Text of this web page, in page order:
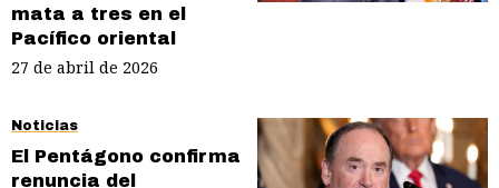
mata a tres en el
Pacífico oriental
27 de abril de 2026
Noticias
El Pentágono confirma
renuncia del